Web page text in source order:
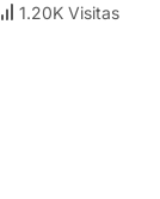
1.20K Visitas